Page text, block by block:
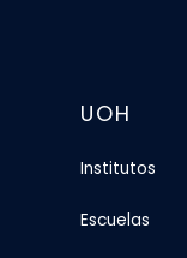
UOH
Institutos
Escuelas